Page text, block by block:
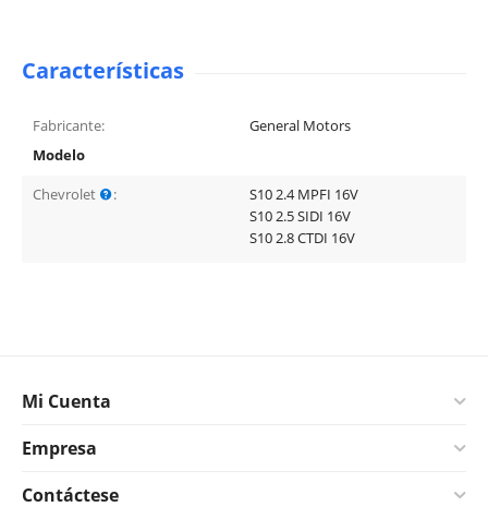
Características
Fabricante:
General Motors
Modelo
Chevrolet
:
S10 2.4 MPFI 16V
S10 2.5 SIDI 16V
S10 2.8 CTDI 16V
Mi Cuenta
Empresa
Contáctese